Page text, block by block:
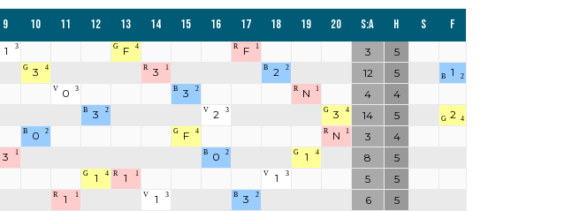
9 10 11 12 13 14 15 16 17 18 19 20 S:a H S F
1 3 G F 4 R F 1 3
5
G 3 4 R 3 1 B 2 2 12 5 1
B 2
V 0 3 B 3 2 R N 1 4
4
B 3 2 V 2 3 G 3 4 14 5 2
G 4
B 0 2 G F 4 R N 1 3
4
3 1 B 0 2 G 1 4 8
5
G 1 4 R 1 1 V 1 3 5
5
R 1 1 V 1 3 B 3 2 6
5